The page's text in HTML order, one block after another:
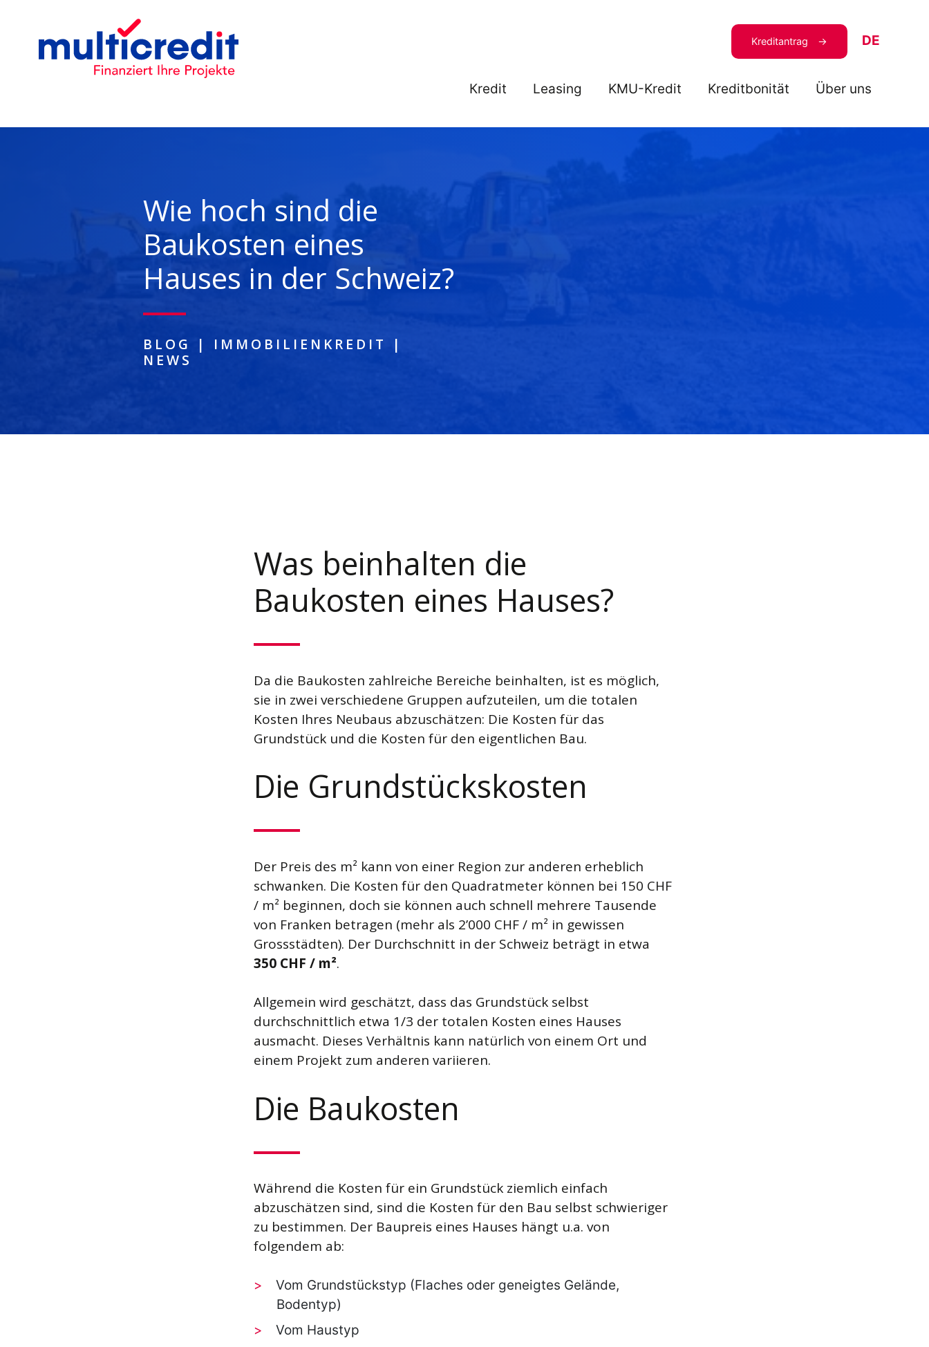
Kreditantrag DE
Кredit Leasing KMU-Kredit Kreditbonität Über uns
Wie hoch sind die
Baukosten eines
Hauses in der Schweiz?
BLOG | IMMOBILIENKREDIT
|
NEWS
Was beinhalten die
Baukosten eines Hauses?
Da die Baukosten zahlreiche Bereiche beinhalten, ist es möglich,
sie in zwei verschiedene Gruppen aufzuteilen, um die totalen
Kosten Ihres Neubaus abzuschätzen: Die Kosten für das
Grundstück und die Kosten für den eigentlichen Bau.
Die Grundstückskosten
Der Preis des m² kann von einer Region zur anderen erheblich
schwanken. Die Kosten für den Quadratmeter können bei 150 CHF
/ m² beginnen, doch sie können auch schnell mehrere Tausende
von Franken betragen (mehr als 2’000 CHF / m² in gewissen
Grossstädten). Der Durchschnitt in der Schweiz beträgt in etwa
350 CHF / m².
Allgemein wird geschätzt, dass das Grundstück selbst
durchschnittlich etwa 1/3 der totalen Kosten eines Hauses
ausmacht. Dieses Verhältnis kann natürlich von einem Ort und
einem Projekt zum anderen variieren.
Die Baukosten
Während die Kosten für ein Grundstück ziemlich einfach
abzuschätzen sind, sind die Kosten für den Bau selbst schwieriger
zu bestimmen. Der Baupreis eines Hauses hängt u.a. von
folgendem ab:
Vom Grundstückstyp (Flaches oder geneigtes Gelände,
Bodentyp)
Vom Haustyp